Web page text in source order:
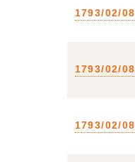
1793/02/08
1793/02/08
1793/02/08